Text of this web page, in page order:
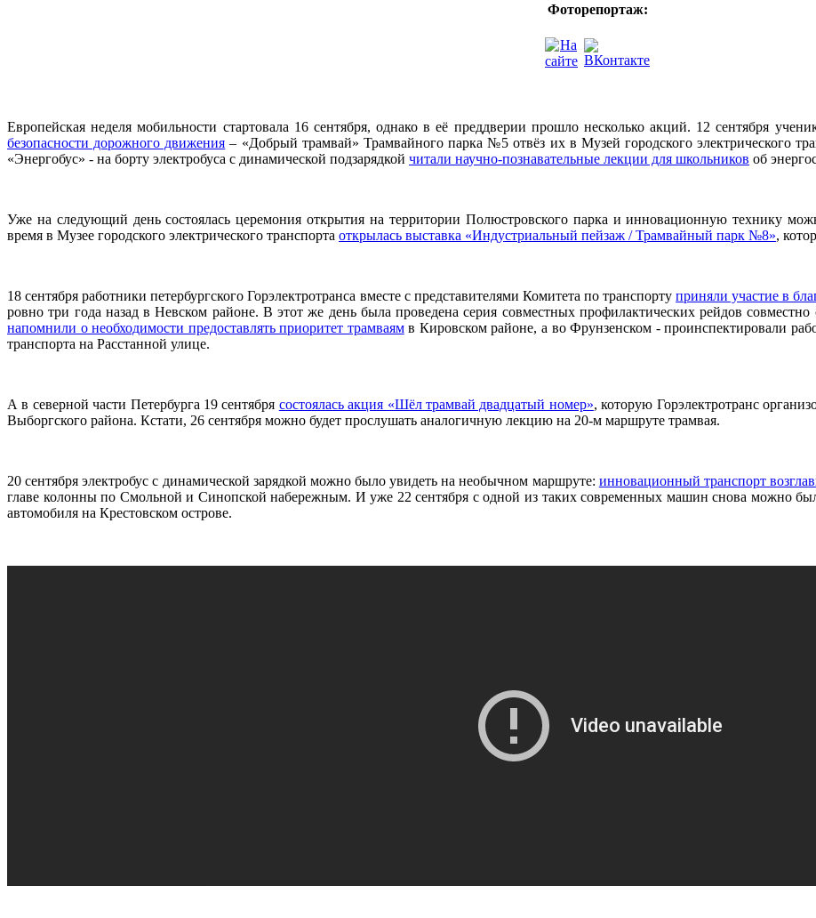
Фоторепортаж:
Европейская неделя мобильности стартовала 16 сентября, однако в её преддверии прошло несколько акций. 12 сентября
безопасности дорожного движения – «Добрый трамвай» Трамвайного парка №5 отвёз их в Музей городского электрического
«Энергобус» - на борту электробуса с динамической подзарядкой читали научно-познавательные лекции для школьников об
Уже на следующий день состоялась церемония открытия на территории Полюстровского парка и инновационную технику
время в Музее городского электрического транспорта открылась выставка «Индустриальный пейзаж / Трамвайный парк №8»,
18 сентября работники петербургского Горэлектротранса вместе с представителями Комитета по транспортуприняли участие в
ровно три года назад в Невском районе. В этот же день была проведена серия совместных профилактических рейдов
напомнили о необходимости предоставлять приоритет трамваямв Кировском районе, а во Фрунзенском - проинспектировали
транспорта на Расстанной улице.
А в северной части Петербурга 19 сентября состоялась акция «Шёл трамвай двадцатый номер», которую Горэлектротранс
Выборгского района. Кстати, 26 сентября можно будет прослушать аналогичную лекцию на 20-м маршруте трамвая.
20 сентября электробус с динамической зарядкой можно было увидеть на необычном маршруте: инновационный транспорт
главе колонны по Смольной и Синопской набережным. И уже 22 сентября с одной из таких современных машин снова можно
автомобиля на Крестовском острове.